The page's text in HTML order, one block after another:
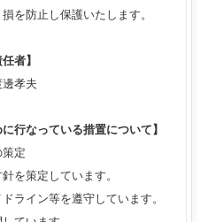
を防止し保護いたします。
者】
孝夫
に行なっている措置について】
策定
を策定しています。
ライン等を遵守しています。